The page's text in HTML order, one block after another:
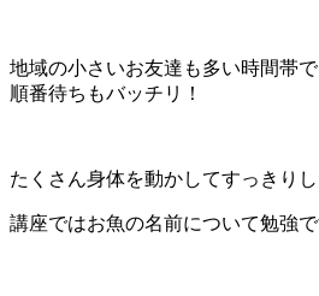
地域の小さいお友達も多い時間帯
順番待ちもバッチリ！
たくさん身体を動かしてすっきり
講座ではお魚の名前について勉強